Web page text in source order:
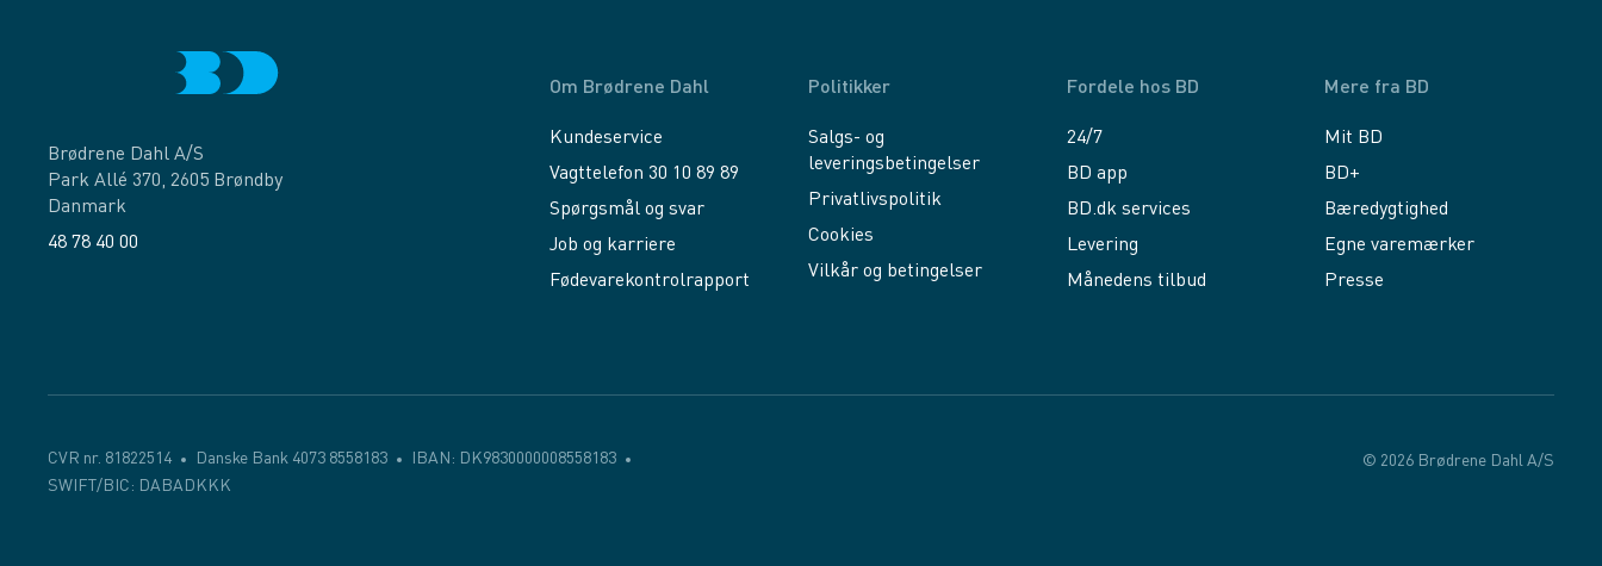
Brødrene Dahl A/S
Park Allé 370, 2605 Brøndby
Danmark
48 78 40 00
Om Brødrene Dahl
Kundeservice
Vagttelefon 30 10 89 89
Spørgsmål og svar
Job og karriere
Fødevarekontrolrapport
Politikker
Salgs- og
leveringsbetingelser
Privatlivspolitik
Cookies
Vilkår og betingelser
Fordele hos BD
24/7
BD app
BD.dk services
Levering
Månedens tilbud
Mere fra BD
Mit BD
BD+
Bæredygtighed
Egne varemærker
Presse
CVR nr. 81822514 Danske Bank 4073 8558183
IBAN: DK9830000008558183
SWIFT/BIC: DABADKKK
© 2026 Brødrene Dahl A/S